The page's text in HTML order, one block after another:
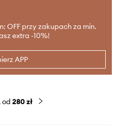
OFF przy zakupach za min.
extra -10%!
APP
od 280 zł